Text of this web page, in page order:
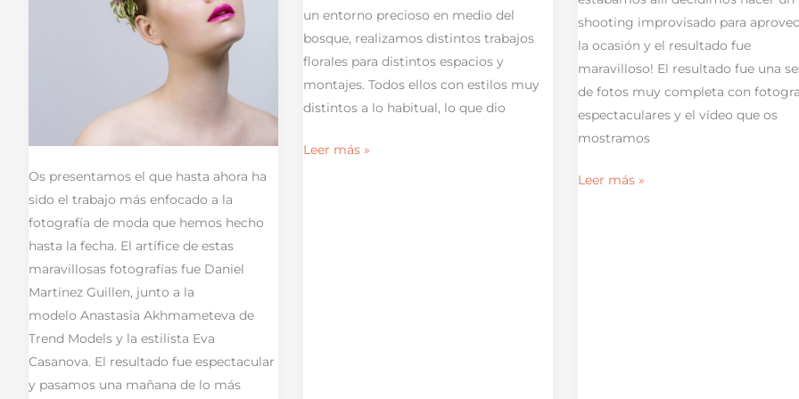
Os presentamos el que hasta ahora ha
sido el trabajo más enfocado a la
fotografía de moda que hemos hecho
hasta la fecha. El artífice de estas
maravillosas fotografías fue Daniel
Martinez Guillen, junto a la
modelo Anastasia Akhmameteva de
Trend Models y la estilista Eva
Casanova. El resultado fue espectacular
y pasamos una mañana de lo más
un entorno precioso en medio del
bosque, realizamos distintos trabajos
florales para distintos espacios y
montajes. Todos ellos con estilos muy
distintos a lo habitual, lo que dio
Leer más »
shooting improvisado para
la ocasión y el resultado fue
maravilloso! El resultado fue una
de fotos muy completa con
espectaculares y el vídeo que os
mostramos
Leer más »